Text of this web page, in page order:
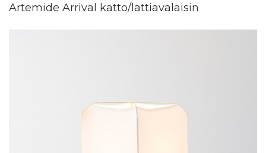
Artemide Arrival katto/lattiavalaisin